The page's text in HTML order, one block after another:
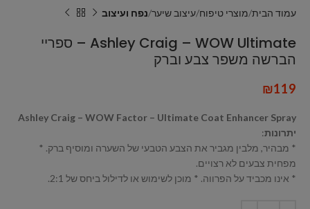
עמוד הבית מוצרי טיפוח עיצוב שיער נפח ועיצוב
Ashley Craig – WOW Ultimate – ספריי
הברשה משפר צבע וברק
₪119
Ashley Craig – WOW Factor – Ultimate Coat Enhancer Spray
יתרונות:
* מבהיר, מלבין מגביר את הצבע הטבעי של השערה ומוסיף ברק. *
מפחית צבעים לא רצויים.
* אינו מכביד על הפרווה. * מוכן לשימוש או לדילול ביחס של 2:1.